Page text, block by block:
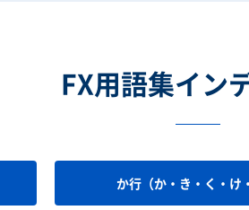
FX用語集イン
か行（か・き・く・け